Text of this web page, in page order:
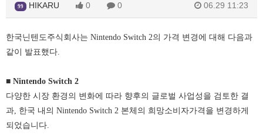
99 HIKARU 0 0 06.29 11:23
한국닌텐도주식회사는 Nintendo Switch 2의 가격 변경에 대해 다음과
같이 발표했다.
■ Nintendo Switch 2
다양한 시장 환경의 변화에 따라 향후의 글로벌 사업성을 검토한 결
과, 한국 내의 Nintendo Switch 2 본체의 희망소비자가격을 변경하게
되었습니다.